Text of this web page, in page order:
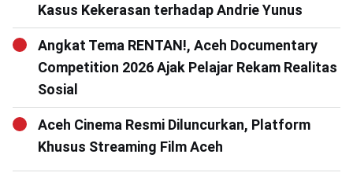
Kasus Kekerasan terhadap Andrie Yunus
Angkat Tema RENTAN!, Aceh Documentary
Competition 2026 Ajak Pelajar Rekam Realitas
Sosial
Aceh Cinema Resmi Diluncurkan, Platform
Khusus Streaming Film Aceh